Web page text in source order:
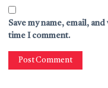
Save my name, email,
time I comment.